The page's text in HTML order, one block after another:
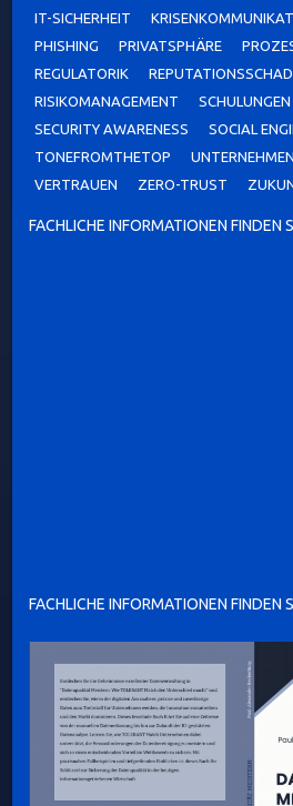
IT-SICHERHEIT
PHISHING
PRIVATSPHÄRE
REGULATORIK
RISIKOMANAGEMENT
SCHULUNGEN
SECURITY AWARENESS
SOCIAL
TONEFROMTHETOP
VERTRAUEN
ZERO-TRUST
FACHLICHE INFORMATIONEN FINDEN
FACHLICHE INFORMATIONEN FINDEN